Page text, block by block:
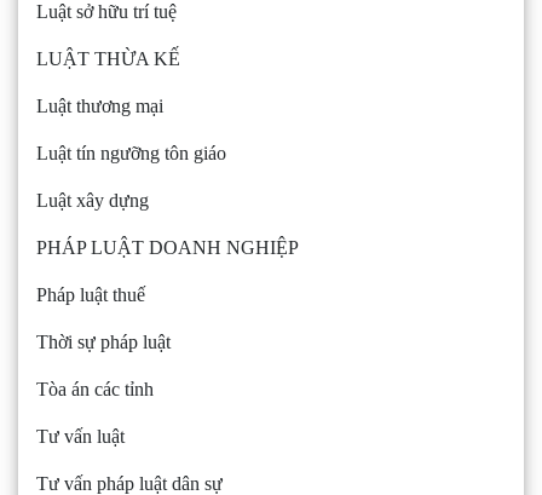
Luật sở hữu trí tuệ
LUẬT THỪA KẾ
Luật thương mại
Luật tín ngưỡng tôn giáo
Luật xây dựng
PHÁP LUẬT DOANH NGHIỆP
Pháp luật thuế
Thời sự pháp luật
Tòa án các tỉnh
Tư vấn luật
Tư vấn pháp luật dân sự